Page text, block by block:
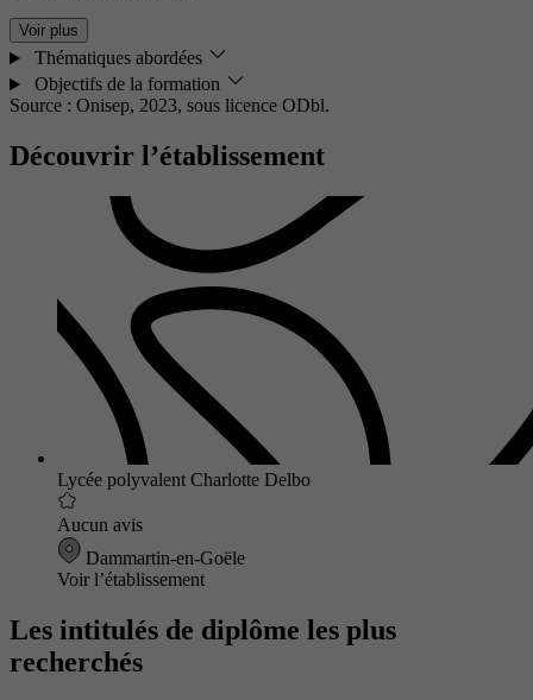
Voir plus
Thématiques abordées
Objectifs de la formation
Source : Onisep, 2023, sous licence ODbl.
Découvrir l’établissement
Lycée polyvalent Charlotte Delbo
Aucun avis
Dammartin-en-Goële
Voir l’établissement
Les intitulés de diplôme les plus
recherchés